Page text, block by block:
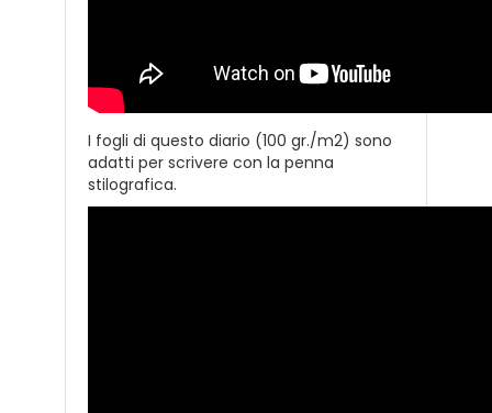
I fogli di questo diario (100 gr./m2) sono
adatti per scrivere con la penna
stilografica.